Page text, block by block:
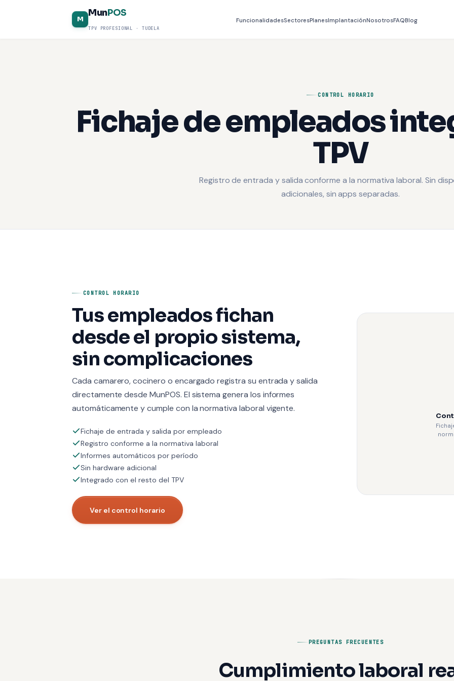
M
MunPOS
TPV PROFESIONAL · TUDELA
FuncionalidadesSectoresPlanesImplantaciónNosotrosFAQBlog
Inicio / Funcionalidades
CONTROL HORARIO
Fichaje de empleados
TPV
Registro de entrada y salida conforme a la normativa laboral. Sin
adicionales, sin apps separadas.
CONTROL HORARIO
Tus empleados fichan
desde el propio sistema,
sin complicaciones
Cada camarero, cocinero o encargado registra su entrada y salida
directamente desde MunPOS. El sistema genera los informes
automáticamente y cumple con la normativa laboral vigente.
Fichaje de entrada y salida por empleado
Registro conforme a la normativa laboral
Informes automáticos por período
Sin hardware adicional
Integrado con el resto del TPV
Ver el control horario
PREGUNTAS FRECUENTES
Cumplimiento laboral